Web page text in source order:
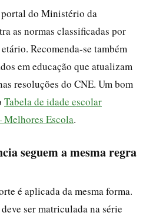
do Ministério da
as normas classificadas por
Recomenda-se também
em educação que atualizam
resoluções do CNE. Um bom
Tabela de idade escolar
Escola.
seguem a mesma regra
é aplicada da mesma forma.
ser matriculada na série